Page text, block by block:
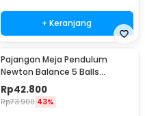
+ Keranjang
Pajangan Meja Pendulum
Newton Balance 5 Balls
Stainless Steel Model T L -
LX013
Rp42.800
Rp73.900 43%